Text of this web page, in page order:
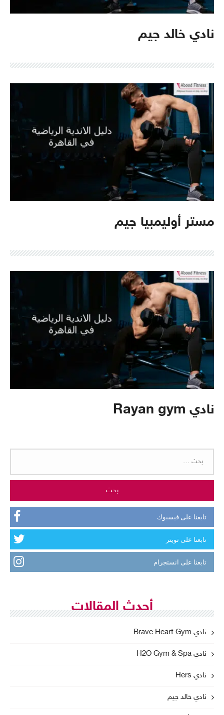
نادي خالد جيم
مستر أوليمبيا جيم
نادي Rayan gym
تابعنا على فيسبوك
تابعنا على تويتر
تابعنا على انستجرام
أحدث المقالات
نادي Brave Heart Gym
نادي H2O Gym & Spa
نادي Hers
نادي خالد جيم